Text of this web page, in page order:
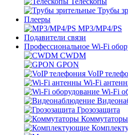
Трубы
Плееры
MP3/MP4/PS
Подавители связи
Профессиональное Wi-Fi
CWDM
GPON
VoIP
Wi-Fi
Wi-Fi
Грозозащита
Коммутаторы